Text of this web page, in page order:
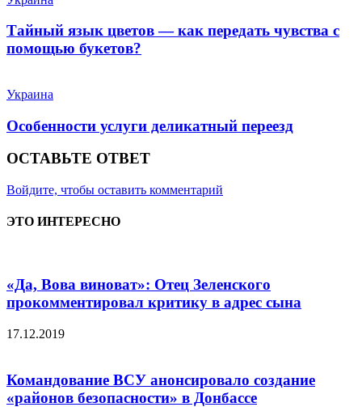
Тайный язык цветов — как передать чувства с
помощью букетов?
Украина
Особенности услуги деликатный переезд
ОСТАВЬТЕ ОТВЕТ
Войдите, чтобы оставить комментарий
ЭТО ИНТЕРЕСНО
«Да, Вова виноват»: Отец Зеленского
прокомментировал критику в адрес сына
17.12.2019
Командование ВСУ анонсировало создание
«районов безопасности» в Донбассе